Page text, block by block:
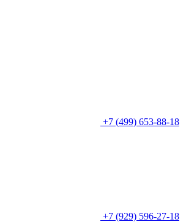
+7 (499) 653-88-18
+7 (929) 596-27-18